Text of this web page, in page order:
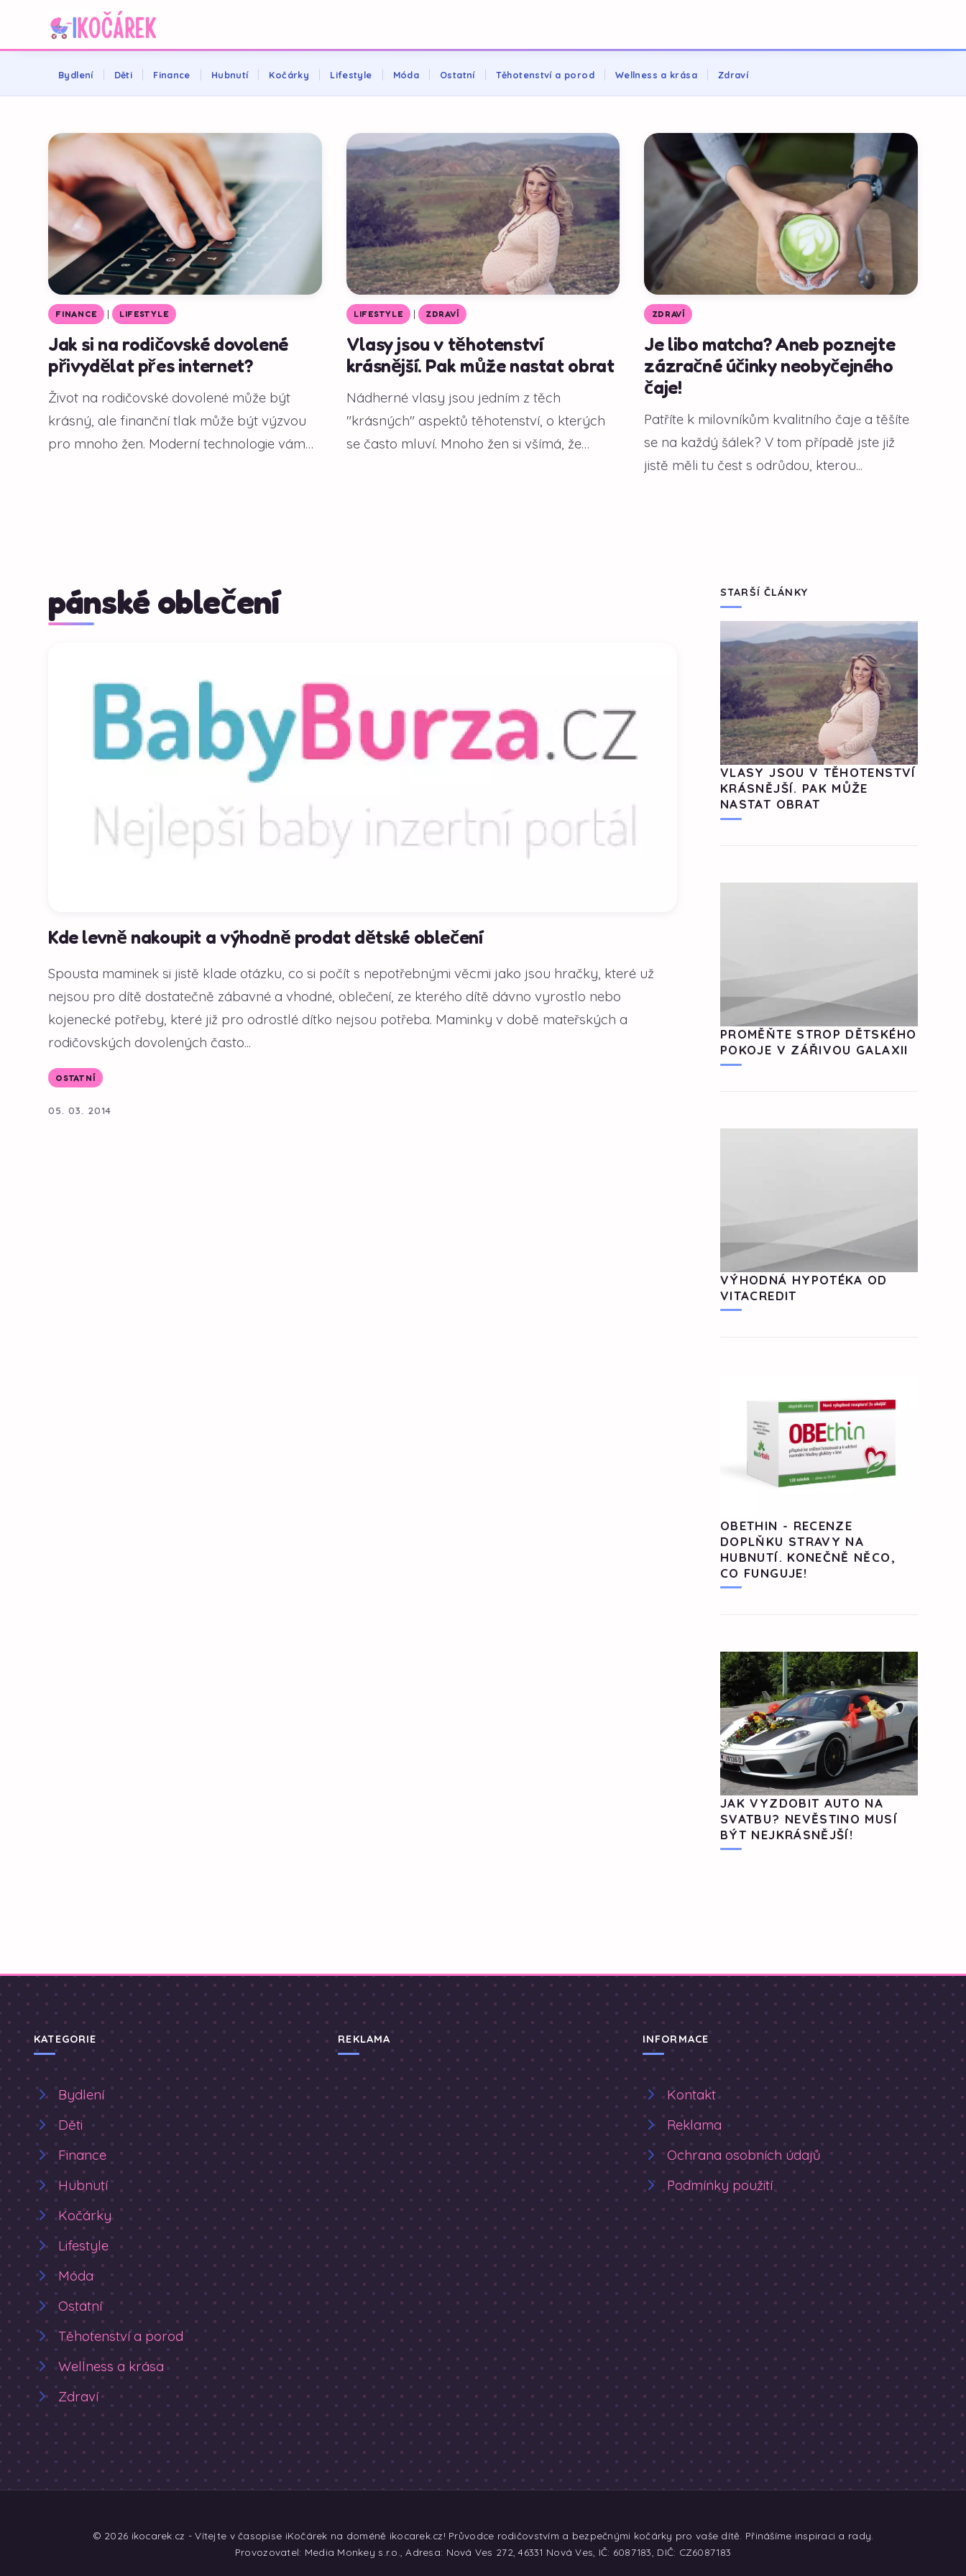
Bydlení Děti Finance Hubnutí Kočárky Lifestyle Móda Ostatní Těhotenství a porod Wellness a krása Zdraví
Jak si na rodičovské dovolené
přivydělat přes internet?
Život na rodičovské dovolené může být
krásný, ale finanční tlak může být výzvou
pro mnoho žen. Moderní technologie vám
FINANCE | LIFESTYLE
Vlasy jsou v těhotenství
krásnější. Pak může nastat obrat
Nádherné vlasy jsou jedním z těch
"krásných" aspektů těhotenství, o kterých
se často mluví. Mnoho žen si všímá, že
LIFESTYLE | ZDRAVÍ
Je libo matcha? Aneb poznejte
zázračné účinky neobyčejného
čaje!
Patříte k milovníkům kvalitního čaje a těšíte
se na každý šálek? V tom případě jste již
jistě měli tu čest s odrůdou, kterou...
ZDRAVÍ
pánské oblečení
Kde levně nakoupit a výhodně prodat dětské oblečení
Spousta maminek si jistě klade otázku, co si počít s nepotřebnými věcmi jako jsou hračky, které už
nejsou pro dítě dostatečně zábavné a vhodné, oblečení, ze kterého dítě dávno vyrostlo nebo
kojenecké potřeby, které již pro odrostlé dítko nejsou potřeba. Maminky v době mateřských a
rodičovských dovolených často...
OSTATNÍ
05. 03. 2014
STARŠÍ ČLÁNKY
VLASY JSOU V TĚHOTENSTVÍ
KRÁSNĚJŠÍ. PAK MŮŽE
NASTAT OBRAT
PROMĚŇTE STROP DĚTSKÉHO
POKOJE V ZÁŘIVOU GALAXII
VÝHODNÁ HYPOTÉKA OD
VITACREDIT
OBETHIN - RECENZE
DOPLŇKU STRAVY NA
HUBNUTÍ. KONEČNĚ NĚCO,
CO FUNGUJE!
JAK VYZDOBIT AUTO NA
SVATBU? NEVĚSTINO MUSÍ
BÝT NEJKRÁSNĚJŠÍ!
KATEGORIE
Bydlení
Děti
Finance
Hubnutí
Kočárky
Lifestyle
Móda
Ostatní
Těhotenství a porod
Wellness a krása
Zdraví
REKLAMA INFORMACE
Kontakt
Reklama
Ochrana osobních údajů
Podmínky použití
© 2026 ikocarek.cz - Vítejte v časopise iKočárek na doméně ikocarek.cz! Průvodce rodičovstvím a bezpečnými kočárky pro vaše dítě. Přinášíme inspiraci a rady.
Provozovatel: Media Monkey s.r.o., Adresa: Nová Ves 272, 46331 Nová Ves, IČ: 6087183, DIČ: CZ6087183